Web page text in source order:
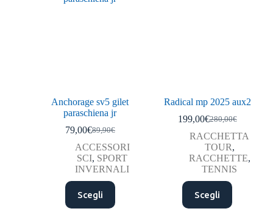
Anchorage sv5 gilet
paraschiena jr
89,90€
79,00€
ACCESSORI
SCI, SPORT
INVERNALI
Scegli
Radical mp 2025 aux2
280,00€
199,00€
RACCHETTA
TOUR,
RACCHETTE,
TENNIS
Scegli